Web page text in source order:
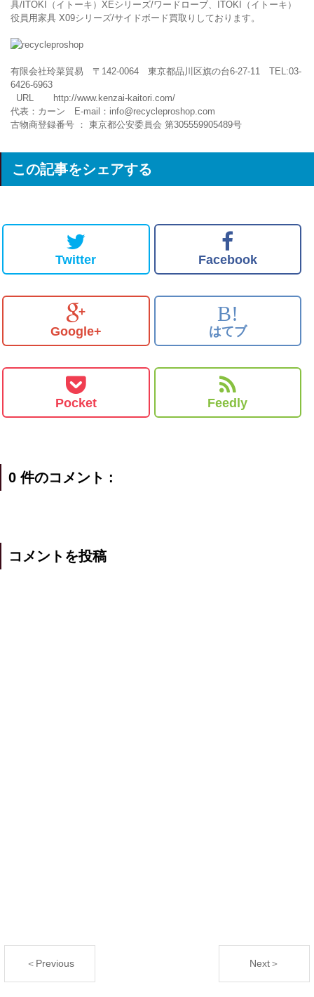
具/ITOKI（イトーキ）XEシリーズ/ワードローブ、ITOKI（イトーキ）
役員用家具 X09シリーズ/サイドボード買取りしております。
有限会社玲菜貿易 〒142-0064 東京都品川区旗の台6-27-11 TEL:03-
6426-6963
URL
http://www.kenzai-kaitori.com/
代表：カーン E-mail： info@recycleproshop.com
古物商登録番号 ： 東京都公安委員会 第305559905489号
この記事をシェアする
Twitter Facebook
Google+
B!
はてブ
Pocket Feedly
0 件のコメント :
コメントを投稿
＜Previous Next＞